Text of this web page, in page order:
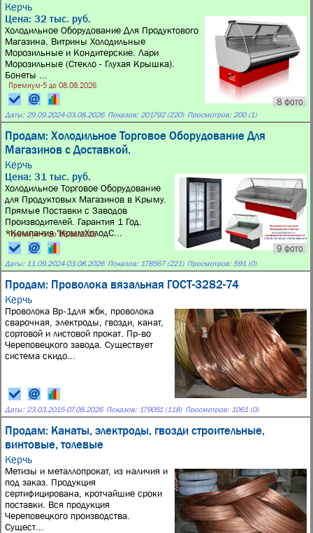
Керчь
8 фото
Цена: 32 тыс. руб.
Холодильное Оборудование Для Продуктового
Магазина. Витрины Холодильные
Морозильные и Кондитерские. Лари
Морозильные (Стекло - Глухая Крышка).
Бонеты ...
Премиум-5 до 08.08.2026
Даты: 29.09.2024-03.08.2026 Показов: 201792 (220) Просмотров: 200 (1)
Продам: Холодильное Торговое Оборудование Для
Магазинов с Доставкой.
Керчь
9 фото
Цена: 31 тыс. руб.
Холодильное Торговое Оборудование
для Продуктовых Магазинов в Крыму.
Прямые Поставки с Заводов
Производителей. Гарантия 1 Год.
*Компания "КрымХолодС...
Премиум-5 до 08.08.2026
Даты: 11.09.2024-03.08.2026 Показов: 178567 (221) Просмотров: 591 (0)
Продам: Проволока вязальная ГОСТ-3282-74
Керчь
Проволока Вр-1для жбк, проволока
сварочная, электроды, гвозди, канат,
сортовой и листовой прокат. Пр-во
Череповецкого завода. Существует
система скидо...
Даты: 23.03.2015-07.08.2026 Показов: 179051 (118) Просмотров: 1061 (0)
Продам: Канаты, электроды, гвозди строительные,
винтовые, толевые
Керчь
Метизы и металлопрокат, из наличия и
под заказ. Продукция
сертифицирована, кротчайшие сроки
поставки. Вся продукция
Череповецкого производства.
Сущест...